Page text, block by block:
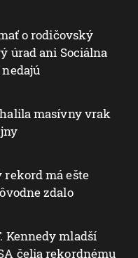
o rodičovský
úrad ani Sociálna
masívny vrak
má ešte
zdalo
Kennedy mladší
čelia rekordnému